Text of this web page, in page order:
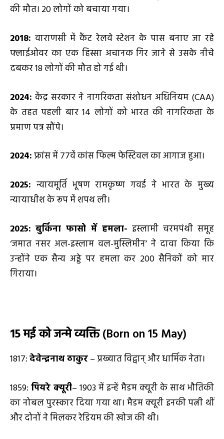
की मौत। 20 लोगों को बचाया गया।
2018: वाराणसी में कैंट रेलवे स्टेशन के पास बनाए जा रहे
फ्लाईओवर का एक हिस्सा अचानक गिर जाने से उसके नीचे
दबकर 18 लोगों की मौत हो गई थी।
2024: केंद्र सरकार ने नागरिकता संशोधन अधिनियम (CAA)
के तहत पहली बार 14 लोगों को भारत की नागरिकता के
प्रमाण पत्र सौंपे।
2024:फ्रांस में 77वें कांस फिल्म फेस्टिवल का आगाज हुआ।
2025: न्यायमूर्ति भूषण रामकृष्ण गवई ने भारत के मुख्य
न्यायाधीश के रूप में शपथ ली।
2025: बुर्किना फासो में हमला- इस्लामी चरमपंथी समूह
‘जमात नसर अल-इस्लाम वल-मुस्लिमीन’ ने दावा किया कि
उन्होंने एक सैन्य अड्डे पर हमला कर 200 सैनिकों को मार
गिराया।
15 मई को जन्मे व्यक्ति(Born on 15 May)
1817:देवेन्द्रनाथ ठाकुर– प्रख्यात विद्वान् और धार्मिक नेता।
1859: पियरे क्यूरी– 1903 में इन्हें मैडम क्यूरी के साथ भौतिकी
का नोबल पुरस्कार दिया गया था। मैडम क्यूरी इनकी पत्नी थीं
और दोनों ने मिलकर रेडियम की खोज की थी।